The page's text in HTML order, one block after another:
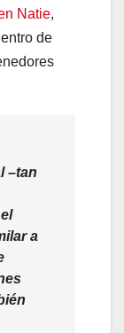
Natie,
de
–tan
a